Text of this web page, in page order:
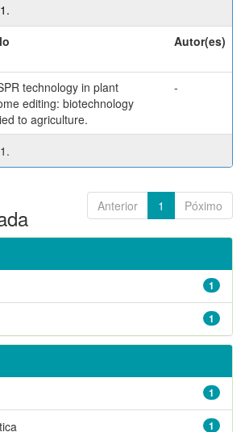
Autor(es)
technology in plant
editing: biotechnology
to agriculture.
-
Anterior 1 Póximo
1
1
1
1